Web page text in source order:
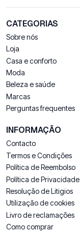
CATEGORIAS
Sobre nós
Loja
Casa e conforto
Moda
Beleza e saúde
Marcas
Perguntas frequentes
INFORMAÇÃO
Contacto
Termos e Condições
Política de Reembolso
Política de Privacidade
Resolução de Litigios
Utilização de cookies
Livro de reclamações
Como comprar